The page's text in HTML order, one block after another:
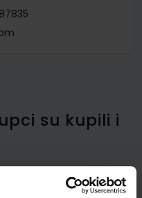
su kupili i